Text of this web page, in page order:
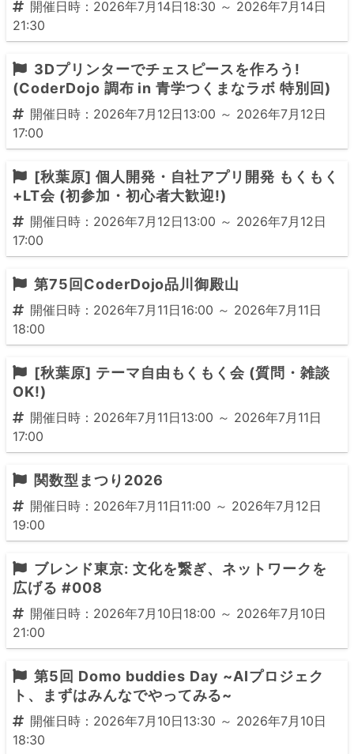
開催日時：2026年7月14日18:30 ～ 2026年7月14日
21:30
3Dプリンターでチェスピースを作ろう!
(CoderDojo 調布 in 青学つくまなラボ 特別回)
開催日時：2026年7月12日13:00 ～ 2026年7月12日
17:00
[秋葉原] 個人開発・自社アプリ開発 もくもく
+LT会 (初参加・初心者大歓迎!)
開催日時：2026年7月12日13:00 ～ 2026年7月12日
17:00
第75回CoderDojo品川御殿山
開催日時：2026年7月11日16:00 ～ 2026年7月11日
18:00
[秋葉原] テーマ自由もくもく会 (質問・雑談
OK!)
開催日時：2026年7月11日13:00 ～ 2026年7月11日
17:00
関数型まつり2026
開催日時：2026年7月11日11:00 ～ 2026年7月12日
19:00
ブレンド東京: 文化を繋ぎ、ネットワークを
広げる #008
開催日時：2026年7月10日18:00 ～ 2026年7月10日
21:00
第5回 Domo buddies Day ~AIプロジェク
ト、まずはみんなでやってみる~
開催日時：2026年7月10日13:30 ～ 2026年7月10日
18:30